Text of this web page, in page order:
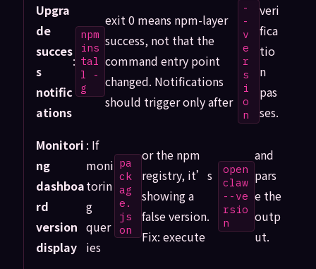
Upgra
de
succes
s
notific
ations
:
npm
ins
tal
l -
g
exit 0 means npm-layer
success, not that the
command entry point
changed. Notifications
should trigger only after
-
-
v
e
r
s
i
o
n
veri
fica
tio
n
pas
ses.
Monitori
ng
dashboa
rd
version
display
: If
moni
torin
g
quer
ies
pa
ck
ag
e.
js
on
or the npm
registry, it’s
showing a
false version.
Fix: execute
open
claw
--ve
rsio
n
and
pars
e the
outp
ut.